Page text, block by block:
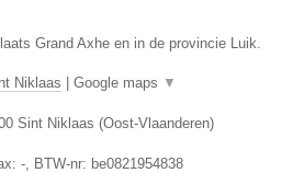
Grand Axhe en in de provincie Luik.
Niklaas Google maps ▼
Sint Niklaas (Oost-Vlaanderen)
- , BTW-nr: be0821954838